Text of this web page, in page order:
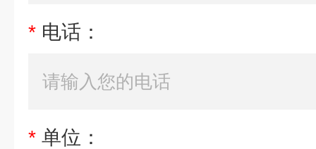
* 电话：
* 单位：